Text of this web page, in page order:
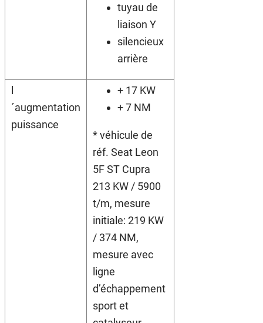
tuyau de
liaison Y
silencieux
arrière
´augmentation
puissance
+ 17 KW
+ 7 NM
* véhicule de
réf. Seat Leon
5F ST Cupra
213 KW / 5900
t/m, mesure
initiale: 219 KW
/ 374 NM,
mesure avec
ligne
d’échappement
sport et